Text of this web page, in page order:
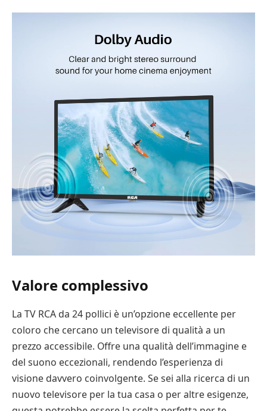
Valore complessivo
La TV RCA da 24 pollici è un’opzione eccellente per
coloro che cercano un televisore di qualità a un
prezzo accessibile. Offre una qualità dell’immagine e
del suono eccezionali, rendendo l’esperienza di
visione davvero coinvolgente. Se sei alla ricerca di un
nuovo televisore per la tua casa o per altre esigenze,